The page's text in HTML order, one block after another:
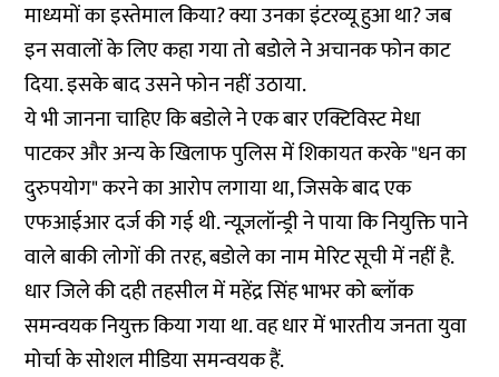
माध्यमों का इस्तेमाल किया? क्या उनका इंटरव्यू हुआ था? जब
इन सवालों के लिए कहा गया तो बडोले ने अचानक फोन काट
दिया. इसके बाद उसने फोन नहीं उठाया.
ये भी जानना चाहिए कि बडोले ने एक बार एक्टिविस्ट मेधा
पाटकर और अन्य के खिलाफपुलिस में शिकायतकरके "धन का
दुरुपयोग" करने का आरोप लगाया था, जिसके बाद एक
एफआईआर दर्ज की गई थी. न्यूज़लॉन्ड्री ने पाया कि नियुक्ति पाने
वाले बाकी लोगों की तरह, बडोले का नाम मेरिट सूची में नहीं है.
धार जिले की दही तहसील में महेंद्र सिंह भाभर को ब्लॉक
समन्वयक नियुक्त किया गया था. वह धार में भारतीय जनता युवा
मोर्चा के सोशल मीडिया समन्वयक हैं.